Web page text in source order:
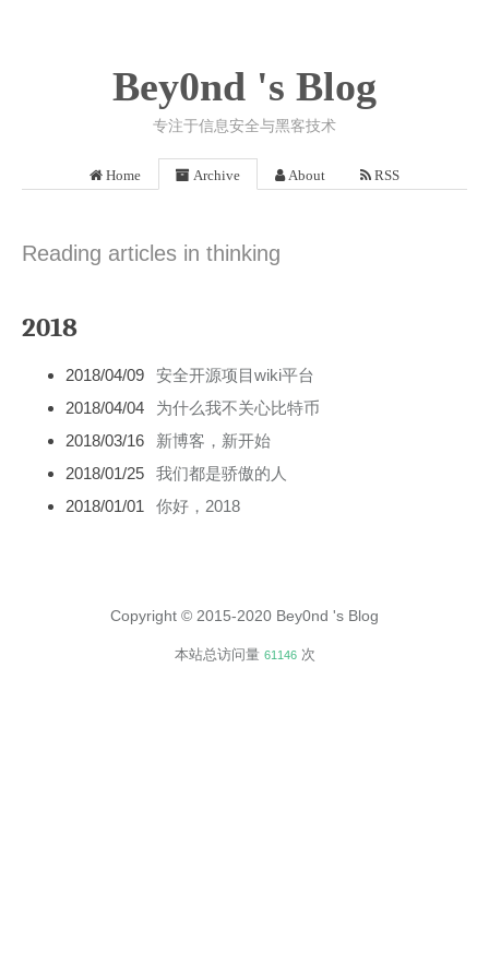
Bey0nd 's Blog
专注于信息安全与黑客技术
Home Archive About RSS
Reading articles in thinking
2018
2018/04/09
安全开源项目wiki平台
2018/04/04
为什么我不关心比特币
2018/03/16
新博客，新开始
2018/01/25
我们都是骄傲的人
2018/01/01
你好，2018
Copyright © 2015-2020 Bey0nd 's Blog
本站总访问量 61146次